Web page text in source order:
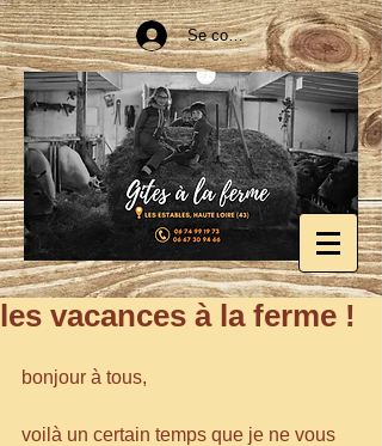
Se connecter
les vacances à la ferme !
bonjour à tous,
voilà un certain temps que je ne vous